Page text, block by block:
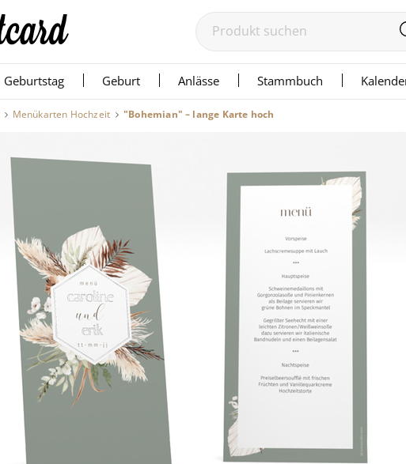
Geburtstag Geburt Anlässe Stammbuch
Menükarten Hochzeit "Bohemian" – lange Karte hoch